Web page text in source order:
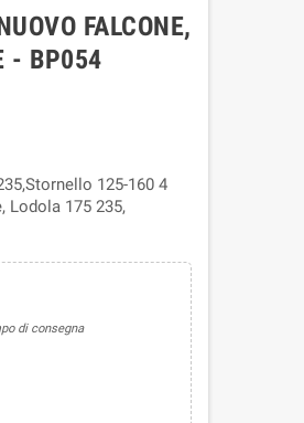
FALCONE,
- BP054
125-160 4
Lodola 175 235,
di consegna